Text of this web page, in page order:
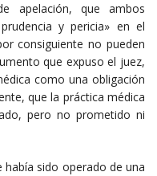
apelación, que ambos
y pericia» en el
consiguiente no pueden
que expuso el juez,
como una obligación
que la práctica médica
pero no prometido ni
había sido operado de una